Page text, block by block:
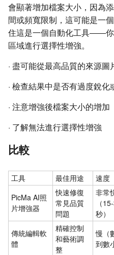
會顯著增加檔案大小，因為
間或頻寬限制，這可能是一
住這是一個自動化工具——你
區域進行選擇性增強。
· 盡可能從最高品質的來源圖
· 檢查結果中是否有過度銳化
· 注意增強後檔案大小的增加
· 了解無法進行選擇性增強
比較
工具 最佳用途 速度
PicMa AI照
片增強器
快速修復
常見品質
問題
非常
（
秒）
傳統編輯軟
體
精確控制
和藝術調
整
慢（
到數